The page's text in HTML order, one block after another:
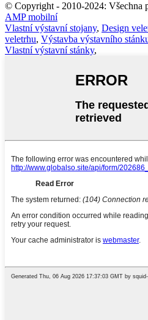
© Copyright - 2010-2024: Všechna
AMP mobilní
Vlastní výstavní stojany, Design
veletrhu, Výstavba výstavního
Vlastní výstavní stánky,